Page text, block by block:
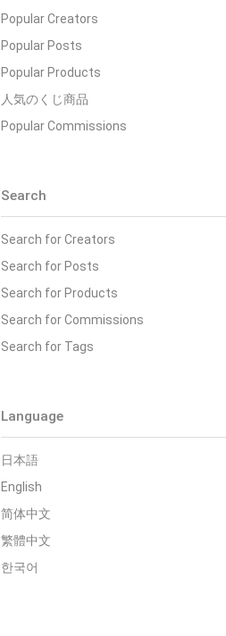
Popular Creators
Popular Posts
Popular Products
人気のくじ商品
Popular Commissions
Search
Search for Creators
Search for Posts
Search for Products
Search for Commissions
Search for Tags
Language
日本語
English
简体中文
繁體中文
한국어